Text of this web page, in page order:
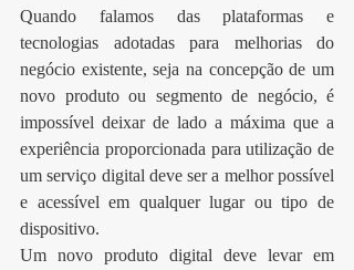
Quando falamos das plataformas e
tecnologias adotadas para melhorias do
negócio existente, seja na concepção de um
novo produto ou segmento de negócio, é
impossível deixar de lado a máxima que a
experiência proporcionada para utilização de
um serviço digital deve ser a melhor possível
e acessível em qualquer lugar ou tipo de
dispositivo.
Um novo produto digital deve levar em